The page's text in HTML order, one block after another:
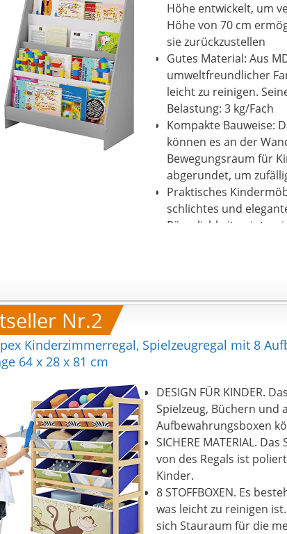
Höhe entwickelt, um
Höhe von 70 cm
sie zurückzustellen
Gutes Material: Aus
umweltfreundlicher
leicht zu reinigen.
Belastung: 3 kg/Fach
Kompakte Bauweise:
können es an der
Bewegungsraum für
abgerundet, um
Praktisches
schlichtes und
Räumlichkeiten
Einfacher Aufbau:
Benutzung und
Nr.2
Kinderzimmerregal, Spielzeugregal mit 8
64 x 28 x 81 cm
DESIGN FÜR KINDER.
Spielzeug, Büchern und
Aufbewahrungsboxen
SICHERE MATERIAL.
von des Regals ist
Kinder.
8 STOFFBOXEN. Es
was leicht zu reinigen
sich Stauraum für die